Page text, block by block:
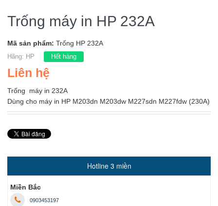
Trống máy in HP 232A
Mã sản phẩm: Trống HP 232A
Hãng: HP Hết hàng
Liên hệ
Trống máy in 232A
Dùng cho máy in HP M203dn M203dw M227sdn M227fdw (230A)
Hotline 3 miền
Miền Bắc
0903453197